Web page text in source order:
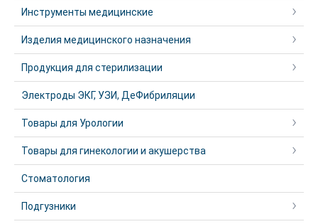
Инструменты медицинские
Изделия медицинского назначения
Продукция для стерилизации
Электроды ЭКГ, УЗИ, ДеФибриляции
Товары для Урологии
Товары для гинекологии и акушерства
Стоматология
Подгузники